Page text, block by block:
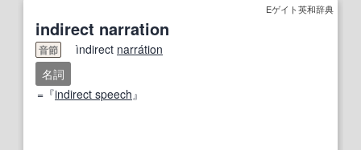
Eゲイト英和辞典
indirect narration
音節 ìndirect narration
名詞
=『indirect speech 』